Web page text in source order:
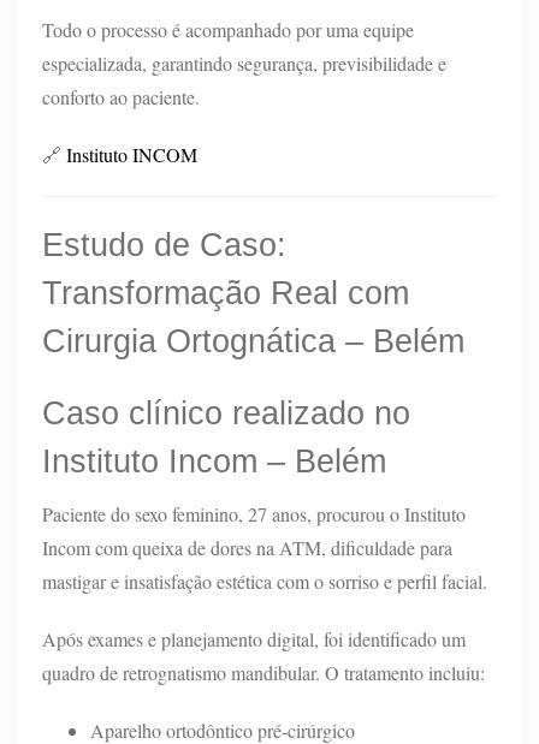
Todo o processo é acompanhado por uma equipe
especializada, garantindo segurança, previsibilidade e
conforto ao paciente.
🔗 Instituto INCOM
Estudo de Caso:
Transformação Real com
Cirurgia Ortognática – Belém
Caso clínico realizado no
Instituto Incom – Belém
Paciente do sexo feminino, 27 anos, procurou o Instituto
Incom com queixa de dores na ATM, dificuldade para
mastigar e insatisfação estética com o sorriso e perfil facial.
Após exames e planejamento digital, foi identificado um
quadro de retrognatismo mandibular. O tratamento incluiu:
Aparelho ortodôntico pré-cirúrgico